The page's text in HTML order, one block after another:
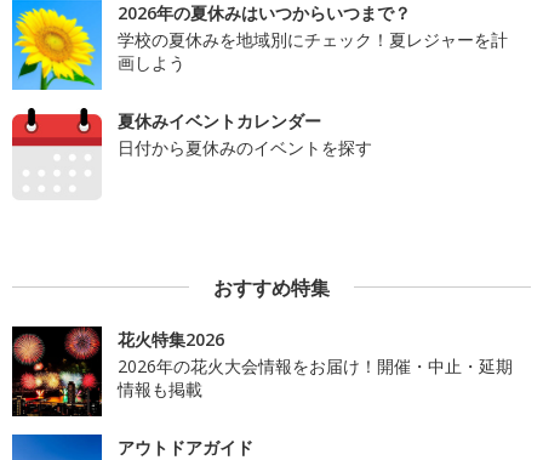
2026年の夏休みはいつからいつまで？
学校の夏休みを地域別にチェック！夏レジャーを計
画しよう
夏休みイベントカレンダー
日付から夏休みのイベントを探す
おすすめ特集
花火特集2026
2026年の花火大会情報をお届け！開催・中止・延期
情報も掲載
アウトドアガイド